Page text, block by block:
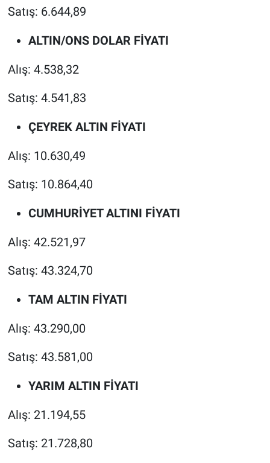
Satış: 6.644,89
ALTIN/ONS DOLAR FİYATI
Alış: 4.538,32
Satış: 4.541,83
ÇEYREK ALTIN FİYATI
Alış: 10.630,49
Satış: 10.864,40
CUMHURİYET ALTINI FİYATI
Alış: 42.521,97
Satış: 43.324,70
TAM ALTIN FİYATI
Alış: 43.290,00
Satış: 43.581,00
YARIM ALTIN FİYATI
Alış: 21.194,55
Satış: 21.728,80